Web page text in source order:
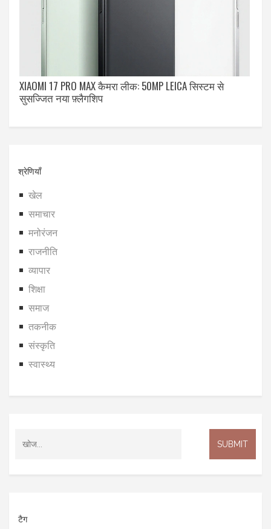
XIAOMI 17 PRO MAX कैमरा लीक: 50MP LEICA सिस्टम से
सुसज्जित नया फ़्लैगशिप
श्रेणियाँ
खेल
समाचार
मनोरंजन
राजनीति
व्यापार
शिक्षा
समाज
तकनीक
संस्कृति
स्वास्थ्य
टैग